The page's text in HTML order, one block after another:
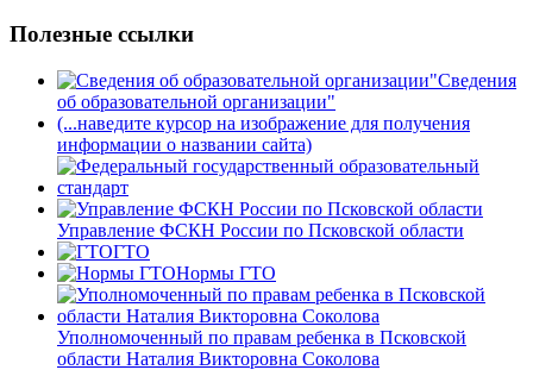
Полезные ссылки
Сведения
об образовательной организации"
(...наведите курсор на изображение для получения
информации о названии сайта)
Управление ФСКН России по Псковской области
ГТО
Нормы ГТО
Уполномоченный по правам ребенка в Псковской
области Наталия Викторовна Соколова